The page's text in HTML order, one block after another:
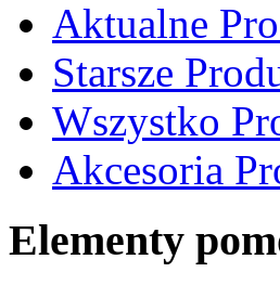
Aktualne
Starsze
Wszystko
Akcesoria
Elementy